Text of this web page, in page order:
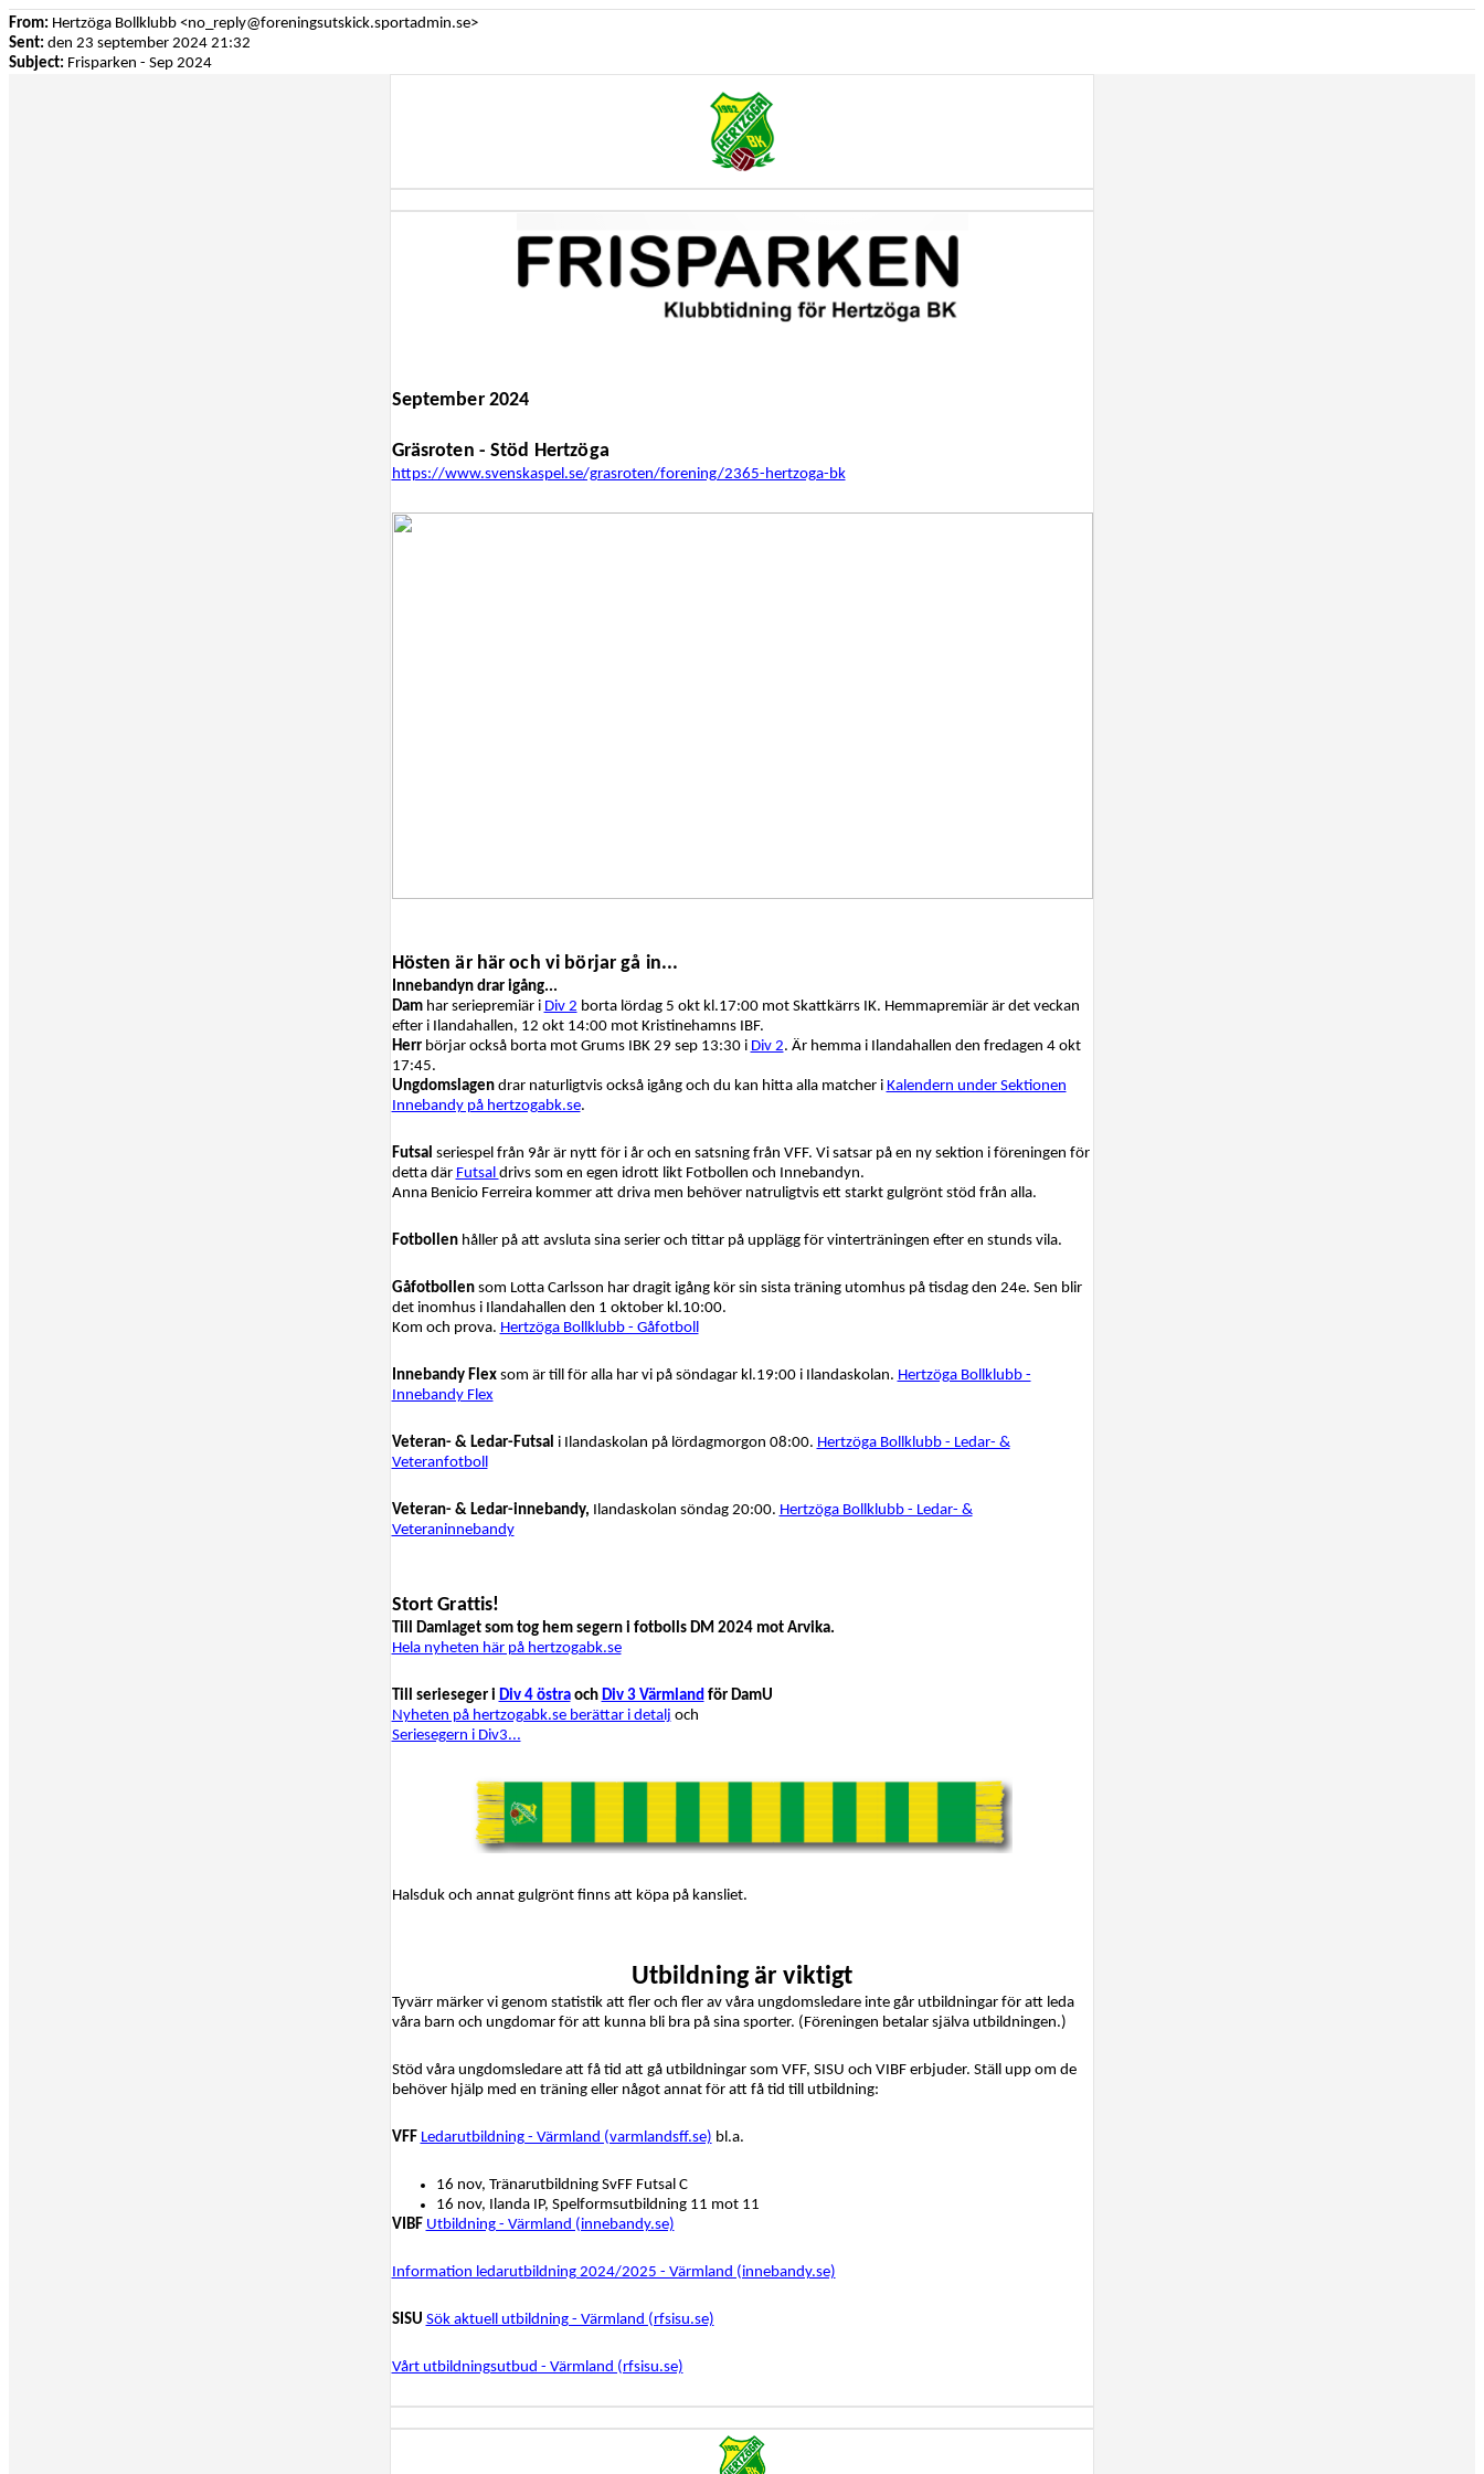
From: Hertzöga Bollklubb <no_reply@foreningsutskick.sportadmin.se>
Sent: den 23 september 2024 21:32
Subject: Frisparken - Sep 2024
September 2024
Gräsroten - Stöd Hertzöga
https://www.svenskaspel.se/grasroten/forening/2365-hertzoga-bk
Hösten är här och vi börjar gå in...
Innebandyn drar igång...
Dam har seriepremiär i Div 2 borta lördag 5 okt kl.17:00 mot Skattkärrs IK. Hemmapremiär är det veckan
efter i Ilandahallen, 12 okt 14:00 mot Kristinehamns IBF.
Herr börjar också borta mot Grums IBK 29 sep 13:30 i Div 2. Är hemma i Ilandahallen den fredagen 4 okt
17:45.
Ungdomslagen drar naturligtvis också igång och du kan hitta alla matcher i Kalendern under Sektionen
Innebandy på hertzogabk.se.
Futsal seriespel från 9år är nytt för i år och en satsning från VFF. Vi satsar på en ny sektion i föreningen för
detta där Futsal drivs som en egen idrott likt Fotbollen och Innebandyn.
Anna Benicio Ferreira kommer att driva men behöver natruligtvis ett starkt gulgrönt stöd från alla.
Fotbollen håller på att avsluta sina serier och tittar på upplägg för vinterträningen efter en stunds vila.
Gåfotbollensom Lotta Carlsson har dragit igång kör sin sista träning utomhus på tisdag den 24e. Sen blir
det inomhus i Ilandahallen den 1 oktober kl.10:00.
Kom och prova. Hertzöga Bollklubb - Gåfotboll
Innebandy Flexsom är till för alla har vi på söndagar kl.19:00 i Ilandaskolan. Hertzöga Bollklubb -
Innebandy Flex
Veteran- & Ledar-Futsal i Ilandaskolan på lördagmorgon 08:00. Hertzöga Bollklubb - Ledar- &
Veteranfotboll
Veteran- & Ledar-innebandy, Ilandaskolan söndag 20:00. Hertzöga Bollklubb - Ledar- &
Veteraninnebandy
Stort Grattis!
Till Damlaget som tog hem segern i fotbolls DM 2024 mot Arvika.
Hela nyheten här på hertzogabk.se
Till serieseger i Div 4 östraoch Div 3 Värmland för DamU
Nyheten på hertzogabk.se berättar i detalj och
Seriesegern i Div3...
Halsduk och annat gulgrönt finns att köpa på kansliet.
Utbildning är viktigt
Tyvärr märker vi genom statistik att fler och fler av våra ungdomsledare inte går utbildningar för att leda
våra barn och ungdomar för att kunna bli bra på sina sporter. (Föreningen betalar själva utbildningen.)
Stöd våra ungdomsledare att få tid att gå utbildningar som VFF, SISU och VIBF erbjuder. Ställ upp om de
behöver hjälp med en träning eller något annat för att få tid till utbildning:
VFF Ledarutbildning - Värmland (varmlandsff.se) bl.a.
16 nov, Tränarutbildning SvFF Futsal C
16 nov, Ilanda IP, Spelformsutbildning 11 mot 11
VIBF Utbildning - Värmland (innebandy.se)
Information ledarutbildning 2024/2025 - Värmland (innebandy.se)
SISU Sök aktuell utbildning - Värmland (rfsisu.se)
Vårt utbildningsutbud - Värmland (rfsisu.se)